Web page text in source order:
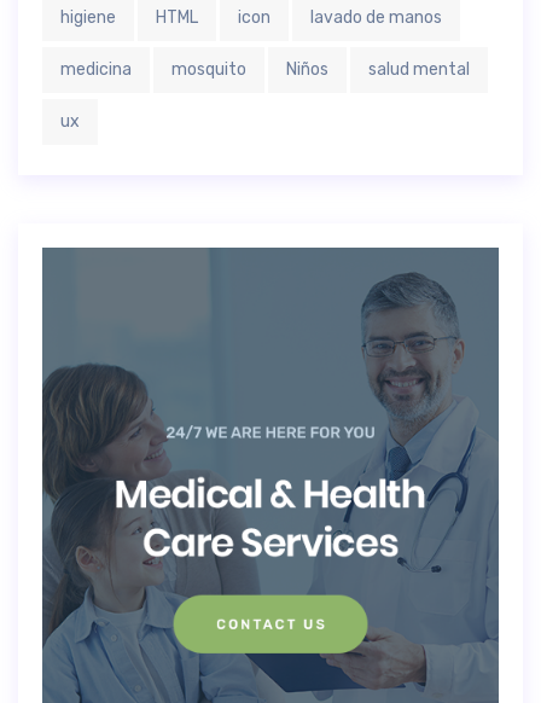
higiene HTML icon lavado de manos
medicina mosquito Niños salud mental
ux